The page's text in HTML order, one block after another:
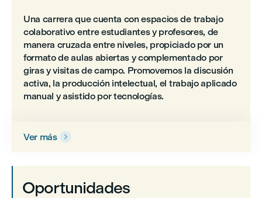
Una carrera que cuenta con espacios de trabajo
colaborativo entre estudiantes y profesores, de
manera cruzada entre niveles, propiciado por un
formato de aulas abiertas y complementado por
giras y visitas de campo. Promovemos la discusión
activa, la producción intelectual, el trabajo aplicado
manual y asistido por tecnologías.
Ver más 
Oportunidades